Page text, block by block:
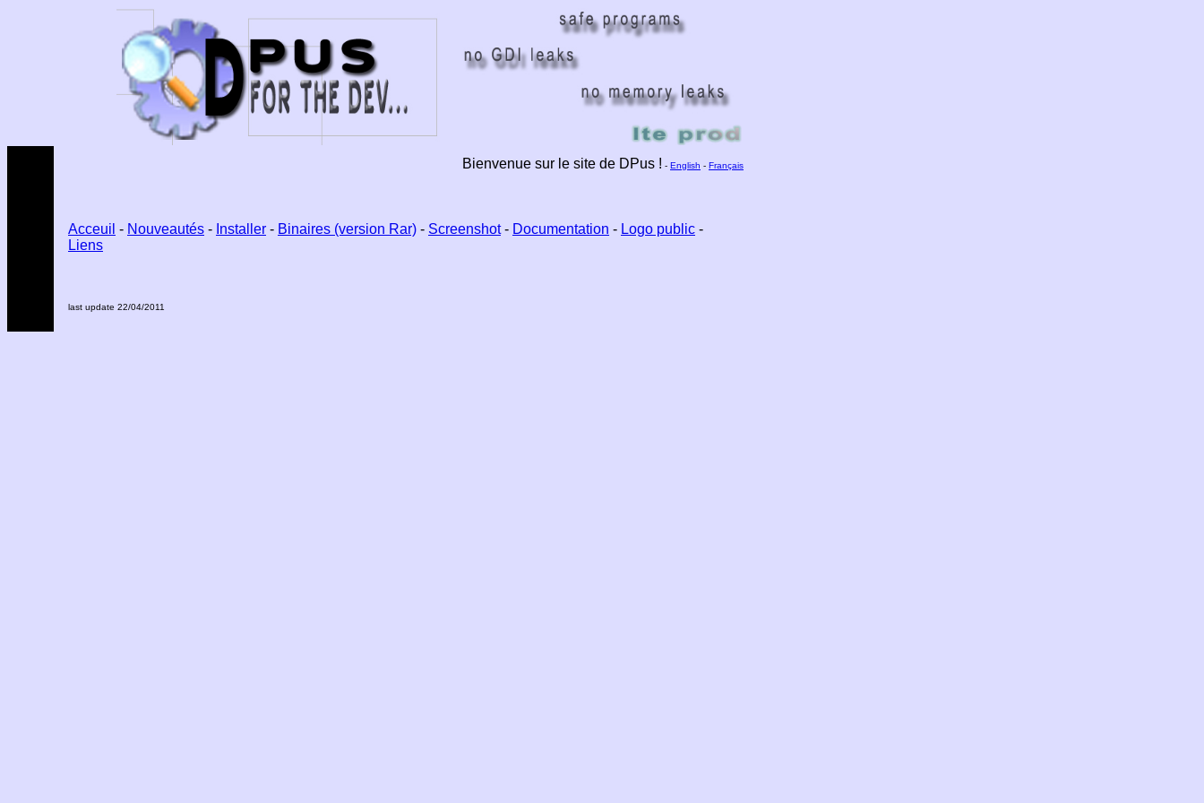
Bienvenue sur le site de DPus ! - English - Français
Acceuil - Nouveautés - Installer - Binaires (version Rar) - Screenshot- Documentation - Logo public -
Liens
last update 22/04/2011